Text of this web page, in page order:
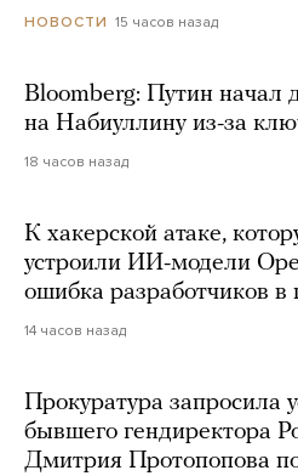
НОВОСТИ 15 часов назад
Bloomberg: Путин начал
на Набиуллину из-за
18 часов назад
К хакерской атаке,
устроили ИИ-модели
ошибка разработчиков в
14 часов назад
Прокуратура запросила
бывшего гендиректора
Дмитрия Протопопова